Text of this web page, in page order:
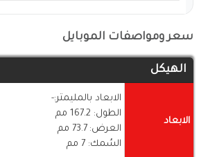
سعر ومواصفات الموبايل
الهيكل
الابعاد
الابعاد بالمليمتر:-
الطول: 167.2 مم
العرض: 73.7 مم
السُمك: 7 مم